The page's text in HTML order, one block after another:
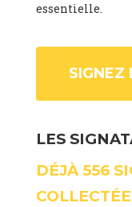
essentielle.
SIGNEZ
LES
DÉJÀ556